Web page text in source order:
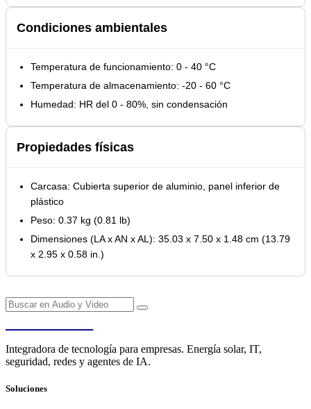
Condiciones ambientales
Temperatura de funcionamiento: 0 - 40 °C
Temperatura de almacenamiento: -20 - 60 °C
Humedad: HR del 0 - 80%, sin condensación
Propiedades físicas
Carcasa: Cubierta superior de aluminio, panel inferior de
plástico
Peso: 0.37 kg (0.81 lb)
Dimensiones (LA x AN x AL): 35.03 x 7.50 x 1.48 cm (13.79
x 2.95 x 0.58 in.)
Integradora de tecnología para empresas. Energía solar, IT,
seguridad, redes y agentes de IA.
Soluciones